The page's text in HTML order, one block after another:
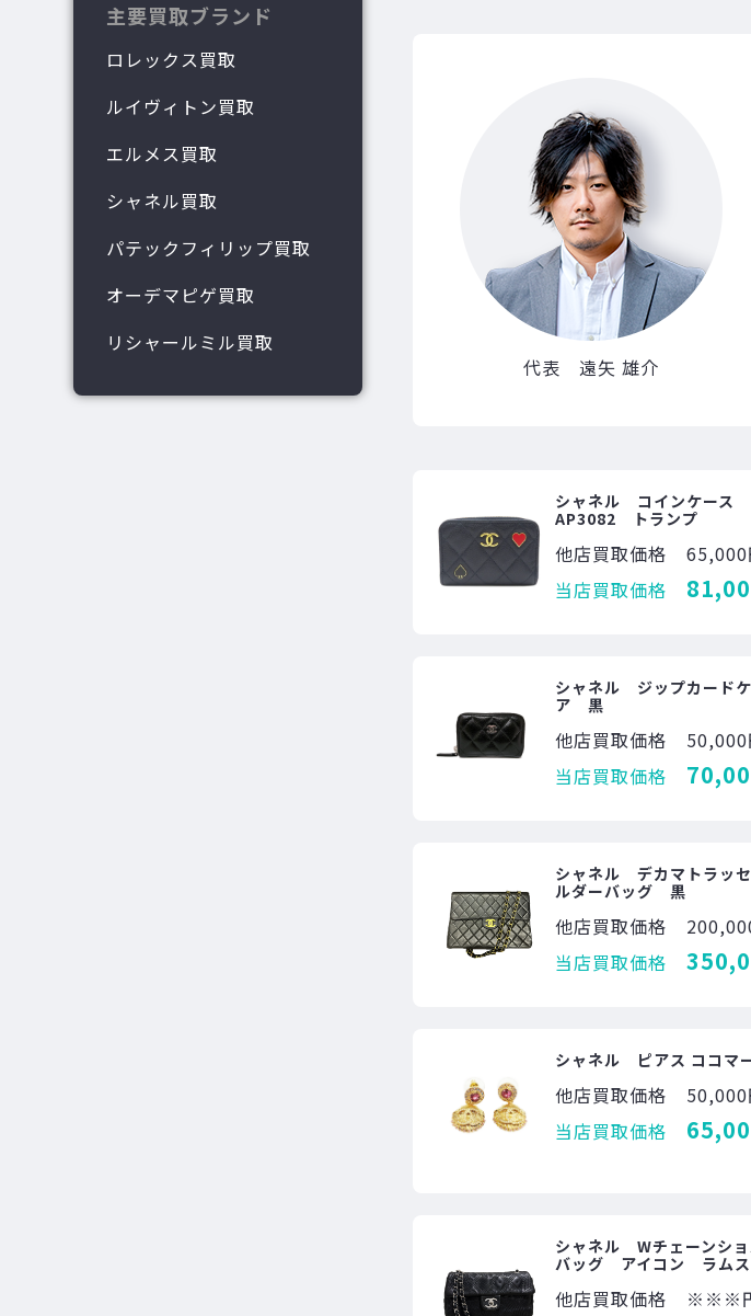
主要買取ブランド
ロレックス買取
ルイヴィトン買取
エルメス買取
シャネル買取
パテックフィリップ買取
オーデマピゲ買取
リシャールミル買取
代表 遠矢 雄介
シャネル コインケース
AP3082 トランプ
他店買取価格
65,000
当店買取価格
シャネル ジップカード
ア 黒
他店買取価格
50,000
当店買取価格
シャネル デカマトラッ
ルダーバッグ 黒
他店買取価格
当店買取価格
シャネル ピアス ココマ
他店買取価格
50,000
当店買取価格
シャネル Wチェーンシ
バッグ アイコン ラム
他店買取価格
※※※